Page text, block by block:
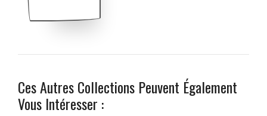
Ces Autres Collections Peuvent Également
Vous Intéresser :